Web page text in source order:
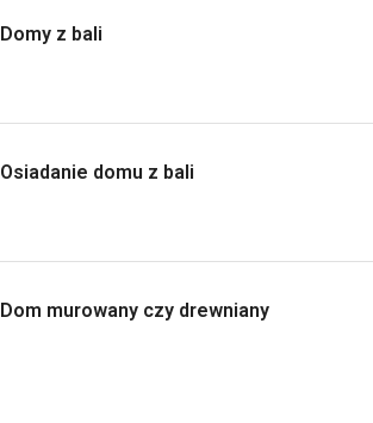
Domy z bali
Osiadanie domu z bali
Dom murowany czy drewniany